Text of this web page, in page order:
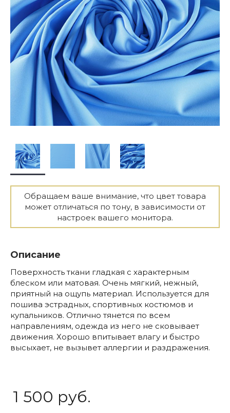
Обращаем ваше внимание, что цвет товара
может отличаться по тону, в зависимости от
настроек вашего монитора.
Описание
Поверхность ткани гладкая с характерным
блеском или матовая. Очень мягкий, нежный,
приятный на ощупь материал. Используется для
пошива эстрадных, спортивных костюмов и
купальников. Отлично тянется по всем
направлениям, одежда из него не сковывает
движения. Хорошо впитывает влагу и быстро
высыхает, не вызывет аллергии и раздражения.
1 500 руб.